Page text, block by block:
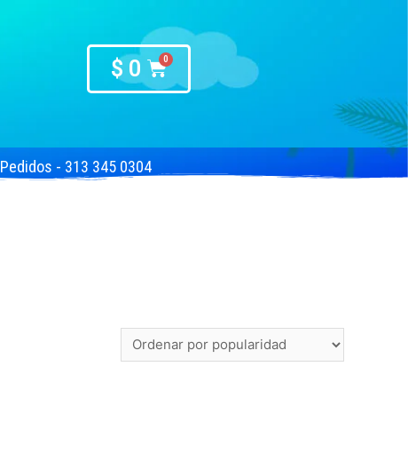
$ 0
Pedidos - 313 345 0304